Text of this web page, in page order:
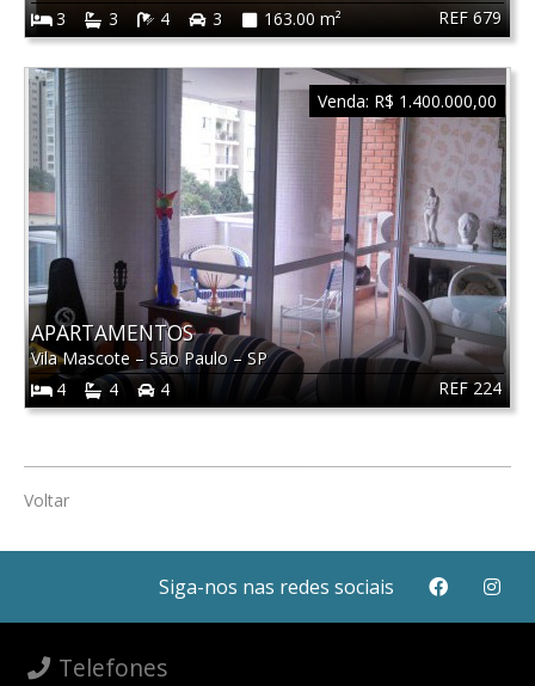
REF 679
3
3 4 3 163.00 m²
REF 224
APARTAMENTOS
Vila Mascote –São Paulo–SP
4
4 4
Venda: R$ 1.400.000,00
Voltar
Siga-nos nas redes sociais
Telefones